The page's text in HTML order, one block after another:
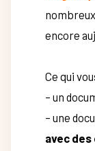
encore
Ce qui
– un
– une
avec